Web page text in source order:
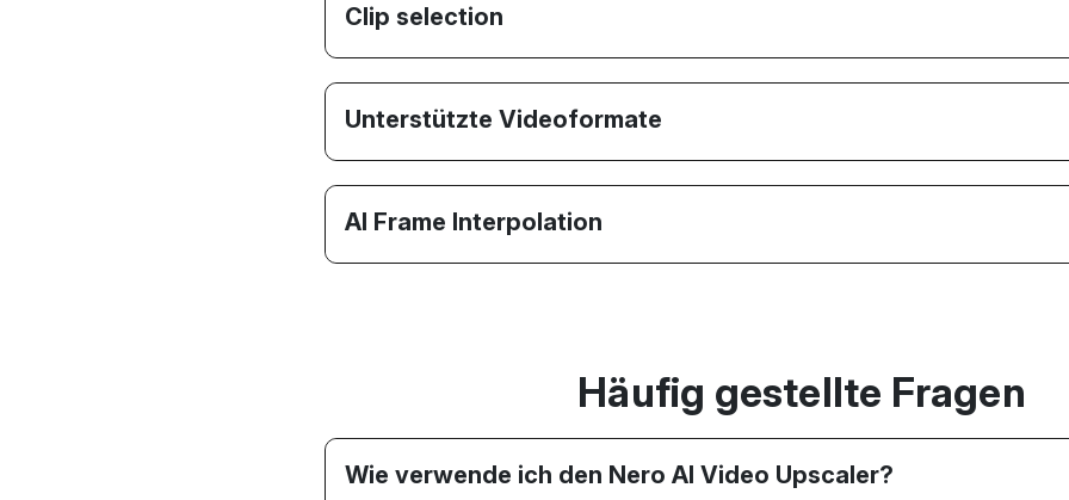
Clip selection
Unterstützte Videoformate
AI Frame Interpolation
Häufig gestellte Fragen
Wie verwende ich den Nero AI Video Upscaler?